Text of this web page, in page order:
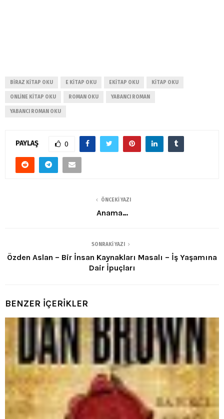
BIRAZ KITAP OKU E KITAP OKU EKITAP OKU KITAP OKU
ONLINE KITAP OKU ROMAN OKU YABANCI ROMAN
YABANCI ROMAN OKU
PAYLAŞ 0
ÖNCEKI YAZI
Anama…
SONRAKI YAZI
Özden Aslan – Bir İnsan Kaynakları Masalı – İş Yaşamına
Dair İpuçları
BENZER İÇERİKLER